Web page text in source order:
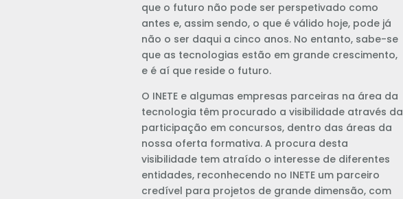
que o futuro não pode ser perspetivado como
antes e, assim sendo, o que é válido hoje, pode já
não o ser daqui a cinco anos. No entanto, sabe-se
que as tecnologias estão em grande crescimento,
e é aí que reside o futuro.
O INETE e algumas empresas parceiras na área da
tecnologia têm procurado a visibilidade através da
participação em concursos, dentro das áreas da
nossa oferta formativa. A procura desta
visibilidade tem atraído o interesse de diferentes
entidades, reconhecendo no INETE um parceiro
credível para projetos de grande dimensão, com